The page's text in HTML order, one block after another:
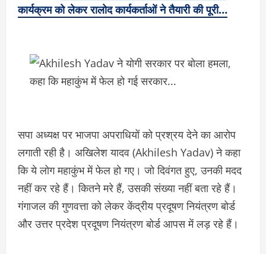
कार्यक्रम को लेकर रालोद कार्यकर्ताओं ने तैयारी की पूरी…
सपा अध्यक्ष पर भाजपा अपराधियों को प्रश्रय देने का आरोप
लगाती रही है। अखिलेश यादव (Akhilesh Yadav) ने कहा
कि ये लोग महाकुंभ में फेल हो गए। जो दिवंगत हुए, उनकी मदद
नहीं कर रहे हैं। कितने मरे हैं, उसकी संख्या नहीं बता रहे हैं।
गंगाजल की गुणवत्ता को लेकर केंद्रीय प्रदूषण नियंत्रण बोर्ड
और उत्तर प्रदेश प्रदूषण नियंत्रण बोर्ड आपस में लड़ रहे हैं।